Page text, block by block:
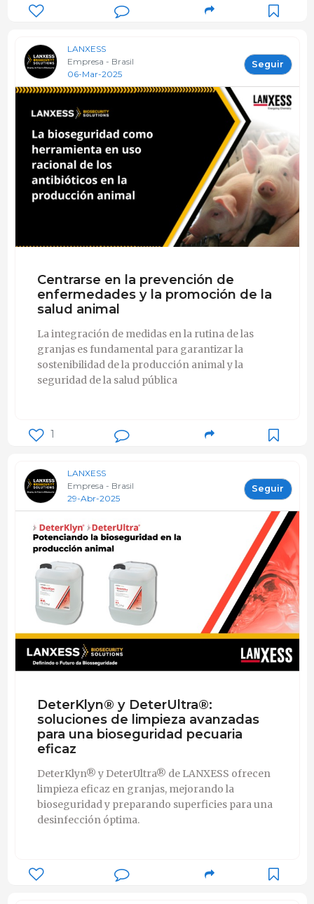
LANXESS
Empresa - Brasil
06-Mar-2025
Seguir
Centrarse en la prevención de
enfermedades y la promoción de la
salud animal
La integración de medidas en la rutina de las
granjas es fundamental para garantizar la
sostenibilidad de la producción animal y la
seguridad de la salud pública
1
LANXESS
Empresa - Brasil
29-Abr-2025
Seguir
DeterKlyn® y DeterUltra®:
soluciones de limpieza avanzadas
para una bioseguridad pecuaria
eficaz
DeterKlyn® y DeterUltra® de LANXESS ofrecen
limpieza eficaz en granjas, mejorando la
bioseguridad y preparando superficies para una
desinfección óptima.